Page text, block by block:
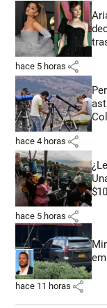
hace 5 horas share
hace 4 horas share
hace 5 horas share
hace 11 horas share